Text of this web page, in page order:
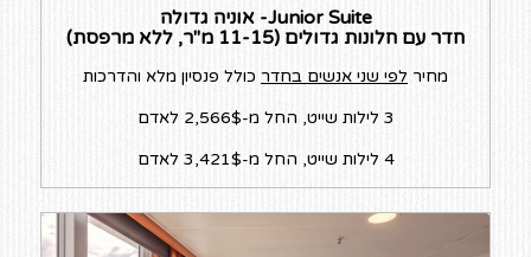
Junior Suite- אוניה גדולה
חדר עם חלונות גדולים (11-15 מ"ר, ללא מרפסת)
מחיר לפי שני אנשים בחדר כולל פנסיון מלא והדרכות
3 לילות שייט, החל מ-2,566$ לאדם
4 לילות שייט, החל מ-3,421$ לאדם